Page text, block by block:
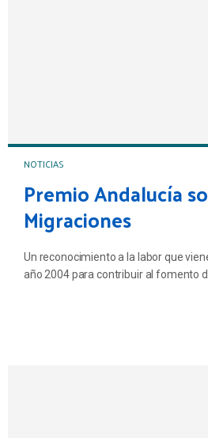
NOTICIAS
Premio Andalucía
Migraciones
Un reconocimiento a la labor que
año 2004 para contribuir al fomento